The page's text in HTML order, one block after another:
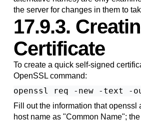
the server for changes in them to
17.9.3.
Certificate
To create a quick self-signed
OpenSSLcommand:
openssl req -new -text -
Fill out the information thatopenssl
host name as "Common Name";